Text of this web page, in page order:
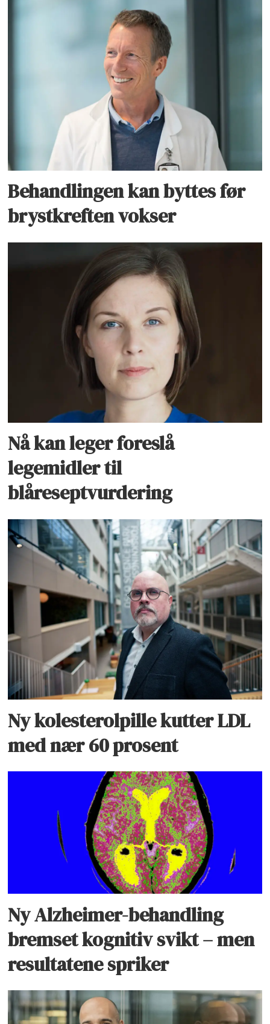
Behandlingen kan byttes før
brystkreften vokser
Nå kan leger foreslå
legemidler til
blåreseptvurdering
Ny kolesterolpille kutter LDL
med nær 60 prosent
Ny Alzheimer-behandling
bremset kognitiv svikt – men
resultatene spriker